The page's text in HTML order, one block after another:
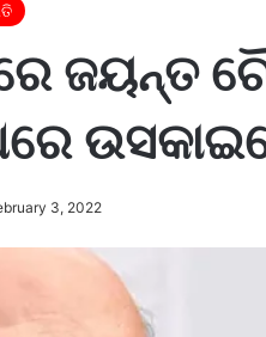
ଜୟନ୍ତ
3, 2022